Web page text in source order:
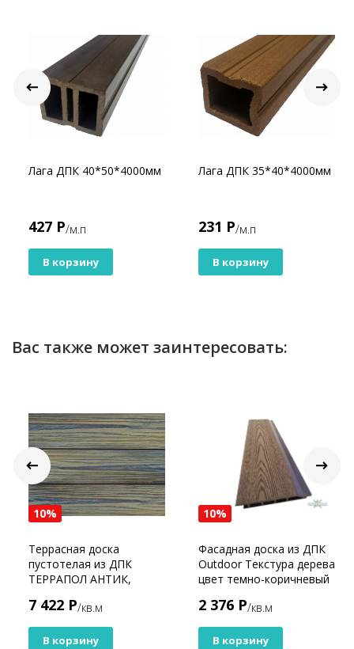
Юнионвуд - построит тут как тут!
Лага ДПК 40*50*4000мм
427 Р/м.п
В корзину
Лага ДПК 35*40*4000мм
231 Р/м.п
В корзину
Вас также может заинтересовать:
10%
Террасная доска
пустотелая из ДПК
ТЕРРАПОЛ АНТИК,
7 422 Р/кв.м
В корзину
10%
Фасадная доска из ДПК
Outdoor Текстура дерева
цвет темно-коричневый
2 376 Р/кв.м
В корзину